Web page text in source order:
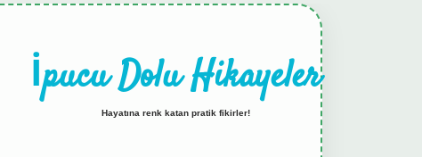
İpucu Dolu Hikayeler
Hayatına renk katan pratik fikirler!